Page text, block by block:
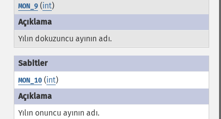
MON_9(int)
Yılın dokuzuncu ayının adı.
MON_10(int)
Yılın onuncu ayının adı.